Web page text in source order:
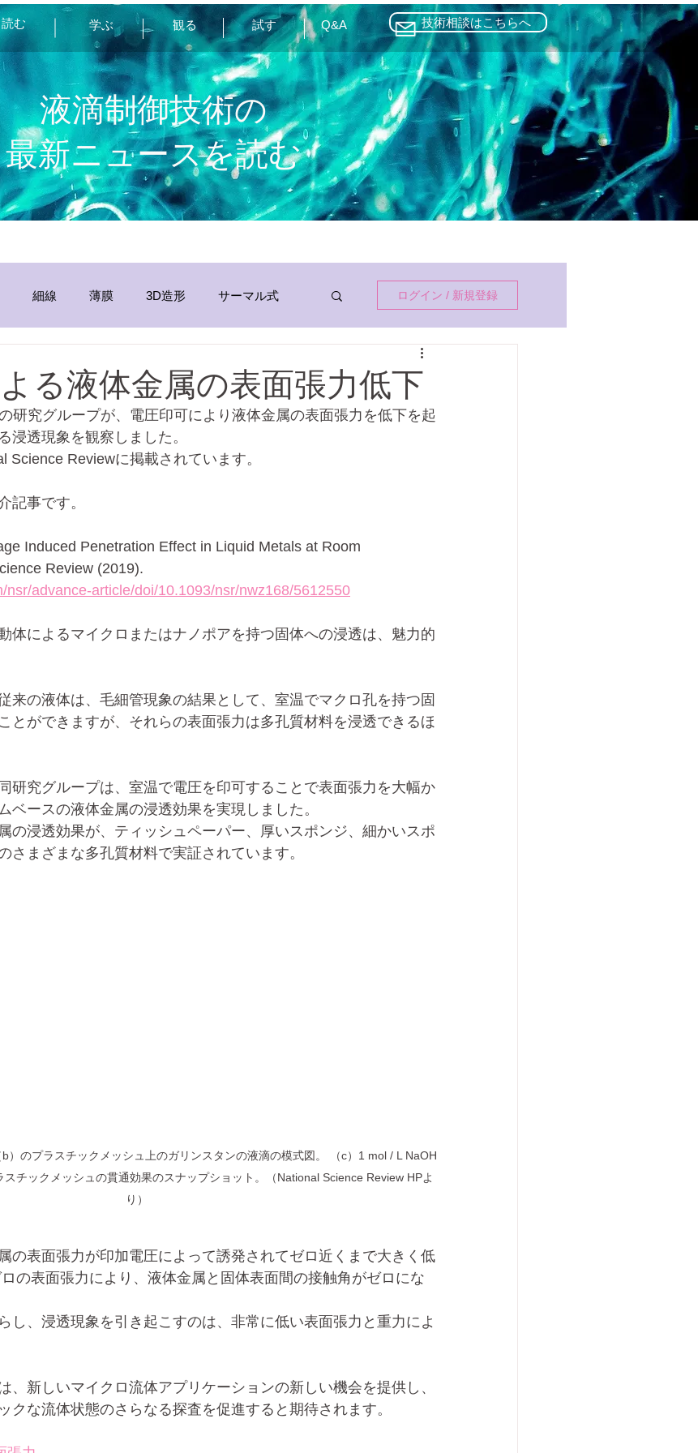
読む 学ぶ 観る 試す Q&A 技術相談はこちらへ
液滴制御技術の
最新ニュースを読む
細線 薄膜 3D造形 サーマル式
イオ エレクトロスプレー
ログイン / 新規登録
る液体金属の表面張力低下
研究グループが、電圧印可により液体金属の表面張力を低下を起
浸透現象を観察しました。
Science Reviewに掲載されています。
記事です。
Induced Penetration Effect in Liquid Metals at Room
Review (2019).
nsr/advance-article/doi/10.1093/nsr/nwz168/5612550
体によるマイクロまたはナノポアを持つ固体への浸透は、魅力的
来の液体は、毛細管現象の結果として、室温でマクロ孔を持つ固
とができますが、それらの表面張力は多孔質材料を浸透できるほ
研究グループは、室温で電圧を印可することで表面張力を大幅か
ベースの液体金属の浸透効果を実現しました。
の浸透効果が、ティッシュペーパー、厚いスポンジ、細かいスポ
さまざまな多孔質材料で実証されています。
）のプラスチックメッシュ上のガリンスタンの液滴の模式図。 （c）1 mol / L NaOH
チックメッシュの貫通効果のスナップショット。（National Science Review HPよ
り）
の表面張力が印加電圧によって誘発されてゼロ近くまで大きく低
の表面張力により、液体金属と固体表面間の接触角がゼロにな
し、浸透現象を引き起こすのは、非常に低い表面張力と重力によ
、新しいマイクロ流体アプリケーションの新しい機会を提供し、
クな流体状態のさらなる探査を促進すると期待されます。